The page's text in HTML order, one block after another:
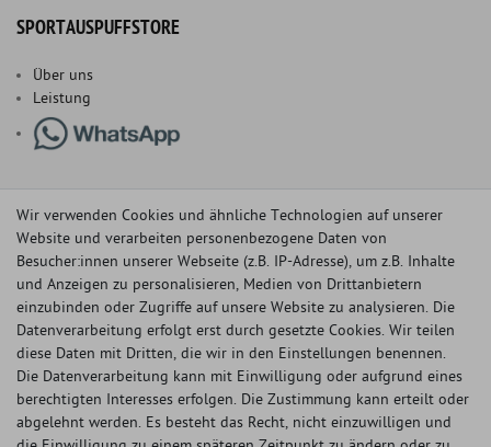
SPORTAUSPUFFSTORE
Über uns
Leistung
© Copyright 2026 Sportauspuff-Store.de - Alle Rechte vorbehalten.
Preisangaben inkl. gesetzlicher MwSt. und zzgl. Versandkosten
Wir verwenden Cookies und ähnliche Technologien auf unserer
Website und verarbeiten personenbezogene Daten von
Besucher:innen unserer Webseite (z.B. IP-Adresse), um z.B. Inhalte
und Anzeigen zu personalisieren, Medien von Drittanbietern
einzubinden oder Zugriffe auf unsere Website zu analysieren. Die
Datenverarbeitung erfolgt erst durch gesetzte Cookies. Wir teilen
diese Daten mit Dritten, die wir in den Einstellungen benennen.
Die Datenverarbeitung kann mit Einwilligung oder aufgrund eines
berechtigten Interesses erfolgen. Die Zustimmung kann erteilt oder
abgelehnt werden. Es besteht das Recht, nicht einzuwilligen und